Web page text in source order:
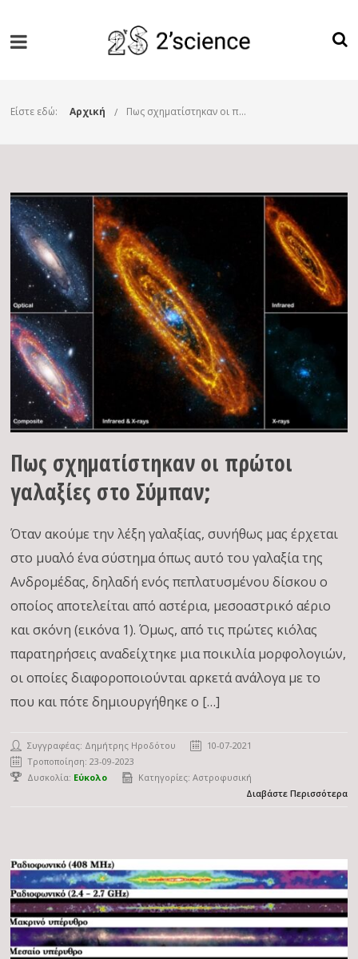
Είστε εδώ: Αρχική Πως σχηματίστηκαν οι πρώτοι γαλαξίες στο Σύμπαν;
Πως σχηματίστηκαν οι πρώτοι
γαλαξίες στο Σύμπαν;
Όταν ακούμε την λέξη γαλαξίας, συνήθως μας έρχεται
στο μυαλό ένα σύστημα όπως αυτό του γαλαξία της
Ανδρομέδας, δηλαδή ενός πεπλατυσμένου δίσκου ο
οποίος αποτελείται από αστέρια, μεσοαστρικό αέριο
και σκόνη (εικόνα 1). Όμως, από τις πρώτες κιόλας
παρατηρήσεις αναδείχτηκε μια ποικιλία μορφολογιών,
οι οποίες διαφοροποιούνται αρκετά ανάλογα με το
που και πότε δημιουργήθηκε ο […]
Συγγραφέας: Δημήτρης Ηροδότου
10-07-2021
Τροποποίηση: 23-09-2023
Δυσκολία: Εύκολο Κατηγορίες:Αστροφυσική
Διαβάστε Περισσότερα